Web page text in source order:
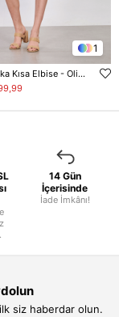
1
Kadın Polo Yaka Kısa Elbise - Olive
14 Gün
İçerisinde
İade İmkânı!
siz haberdar olun.